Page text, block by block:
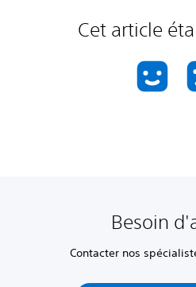
Cet article
Besoin
Contacter nos